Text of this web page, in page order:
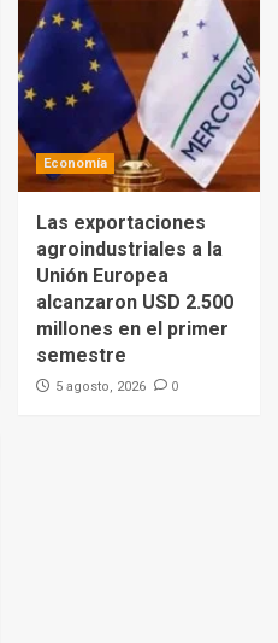
Economía
Las exportaciones
agroindustriales a la
Unión Europea
alcanzaron USD 2.500
millones en el primer
semestre
5 agosto, 2026 0